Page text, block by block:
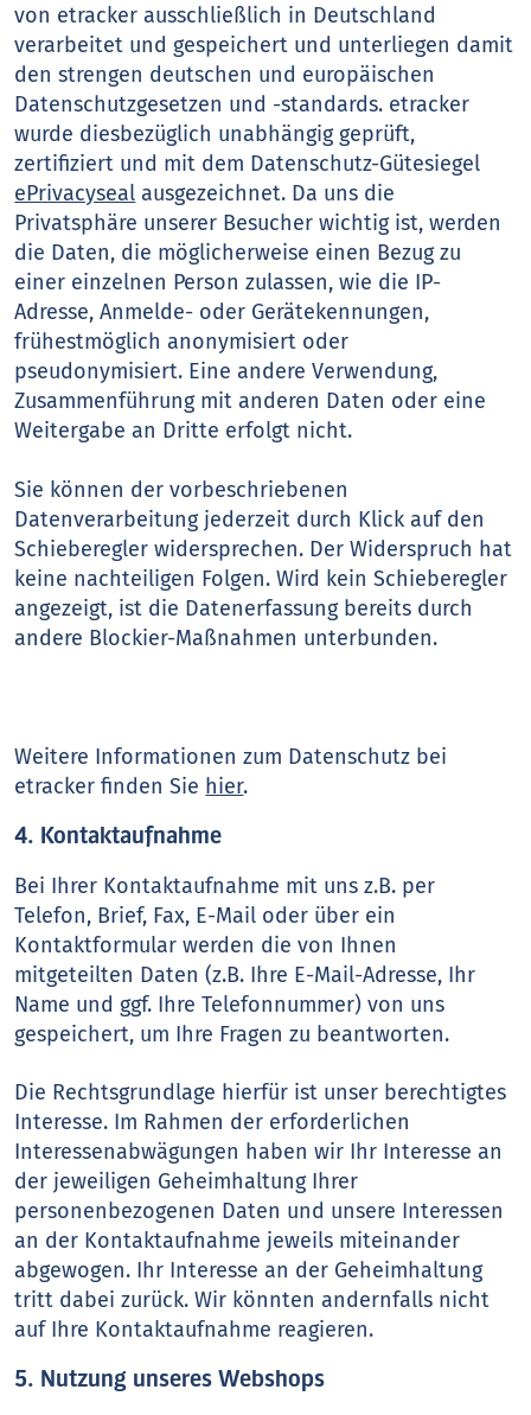
von etracker ausschließlich in Deutschland
verarbeitet und gespeichert und unterliegen damit
den strengen deutschen und europäischen
Datenschutzgesetzen und -standards. etracker
wurde diesbezüglich unabhängig geprüft,
zertifiziert und mit dem Datenschutz-Gütesiegel
ePrivacyseal ausgezeichnet. Da uns die
Privatsphäre unserer Besucher wichtig ist, werden
die Daten, die möglicherweise einen Bezug zu
einer einzelnen Person zulassen, wie die IP-
Adresse, Anmelde- oder Gerätekennungen,
frühestmöglich anonymisiert oder
pseudonymisiert. Eine andere Verwendung,
Zusammenführung mit anderen Daten oder eine
Weitergabe an Dritte erfolgt nicht.
Sie können der vorbeschriebenen
Datenverarbeitung jederzeit durch Klick auf den
Schieberegler widersprechen. Der Widerspruch hat
keine nachteiligen Folgen. Wird kein Schieberegler
angezeigt, ist die Datenerfassung bereits durch
andere Blockier-Maßnahmen unterbunden.
Weitere Informationen zum Datenschutz bei
etracker finden Sie hier.
4. Kontaktaufnahme
Bei Ihrer Kontaktaufnahme mit uns z.B. per
Telefon, Brief, Fax, E-Mail oder über ein
Kontaktformular werden die von Ihnen
mitgeteilten Daten (z.B. Ihre E-Mail-Adresse, Ihr
Name und ggf. Ihre Telefonnummer) von uns
gespeichert, um Ihre Fragen zu beantworten.
Die Rechtsgrundlage hierfür ist unser berechtigtes
Interesse. Im Rahmen der erforderlichen
Interessenabwägungen haben wir Ihr Interesse an
der jeweiligen Geheimhaltung Ihrer
personenbezogenen Daten und unsere Interessen
an der Kontaktaufnahme jeweils miteinander
abgewogen. Ihr Interesse an der Geheimhaltung
tritt dabei zurück. Wir könnten andernfalls nicht
auf Ihre Kontaktaufnahme reagieren.
5. Nutzung unseres Webshops